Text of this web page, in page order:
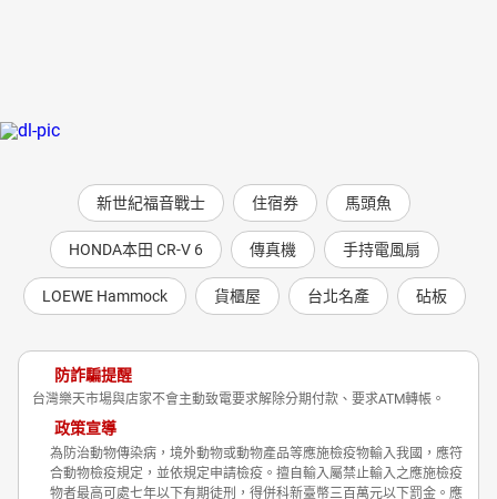
新世紀福音戰士 住宿券 馬頭魚
HONDA本田 CR-V 6 傳真機 手持電風扇
LOEWE Hammock 貨櫃屋 台北名產 砧板
防詐騙提醒
台灣樂天市場與店家不會主動致電要求解除分期付款、要求ATM轉帳。
政策宣導
為防治動物傳染病，境外動物或動物產品等應施檢疫物輸入我國，應符
合動物檢疫規定，並依規定申請檢疫。擅自輸入屬禁止輸入之應施檢疫
物者最高可處七年以下有期徒刑，得併科新臺幣三百萬元以下罰金。應